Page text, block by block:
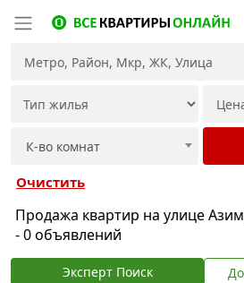
Очистить
Продажа квартир на улице
- 0 объявлений
Эксперт Поиск